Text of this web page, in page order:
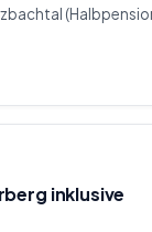
inklusive